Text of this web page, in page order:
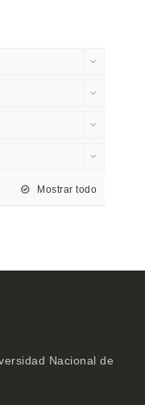
Mostrar todo
Nacional de